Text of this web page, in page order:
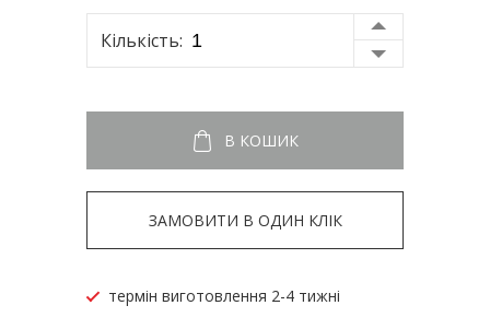
Кількість:
В КОШИК
ЗАМОВИТИ В ОДИН КЛІК
термін виготовлення 2-4 тижні